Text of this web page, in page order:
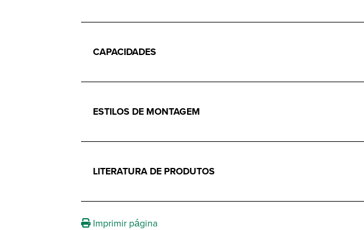
CAPACIDADES
ESTILOS DE MONTAGEM
LITERATURA DE PRODUTOS
Imprimir página